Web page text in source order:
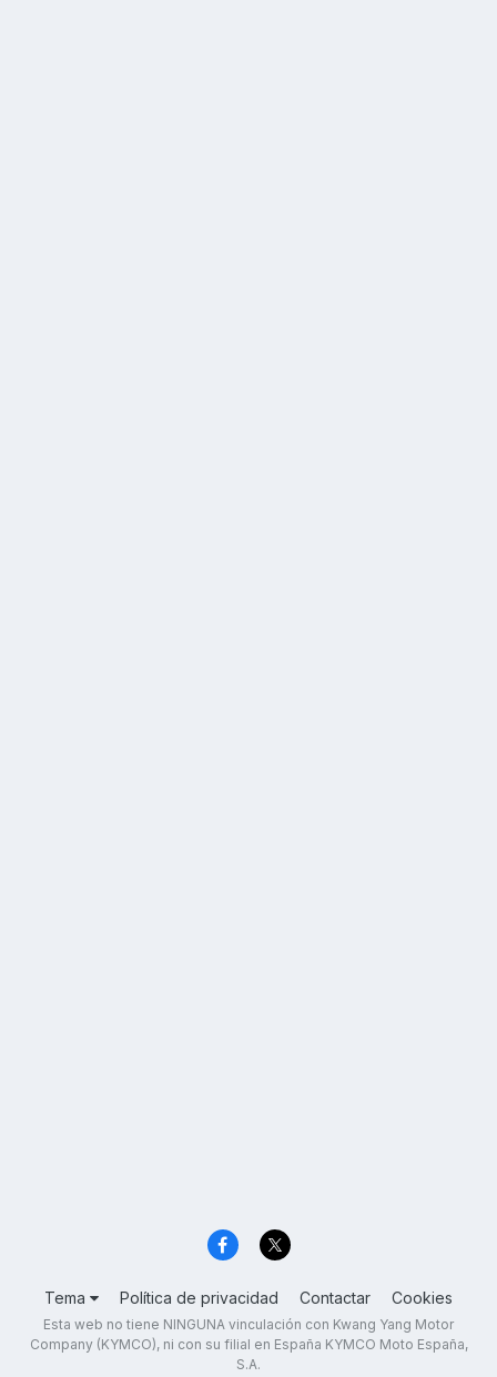
Tema Política de privacidad Contactar Cookies
Esta web no tiene NINGUNA vinculación con Kwang Yang Motor
Company (KYMCO), ni con su filial en España KYMCO Moto España,
S.A.